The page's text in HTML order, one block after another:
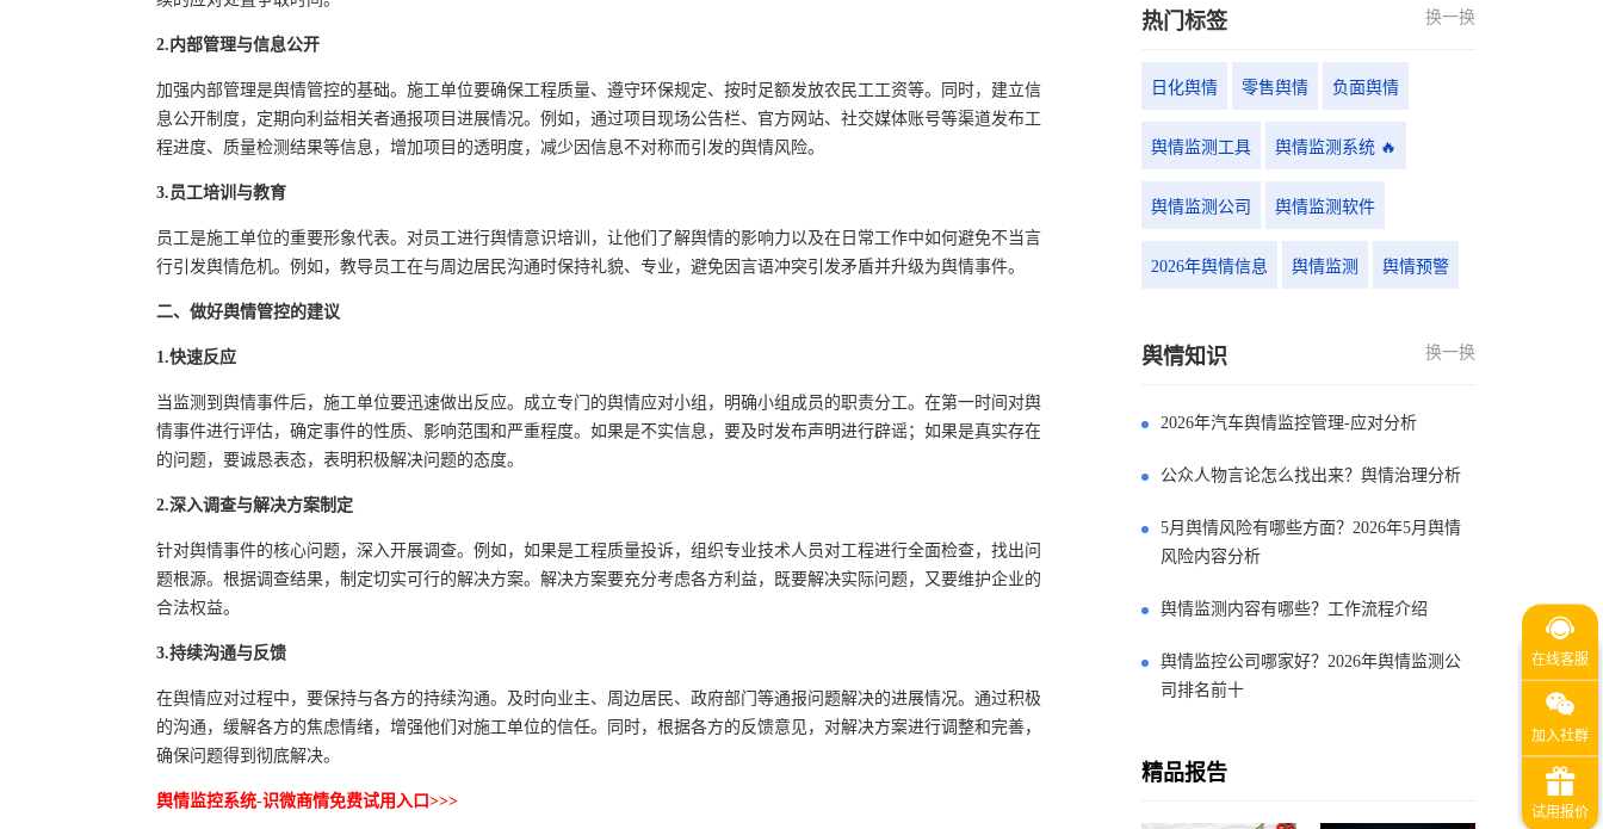
2.内部管理与信息公开
加强内部管理是舆情管控的基础。施工单位要确保工程质量、遵守环保规定、按时足额发放农民工工资等。同时，建立信
息公开制度，定期向利益相关者通报项目进展情况。例如，通过项目现场公告栏、官方网站、社交媒体账号等渠道发布工
程进度、质量检测结果等信息，增加项目的透明度，减少因信息不对称而引发的舆情风险。
3.员工培训与教育
员工是施工单位的重要形象代表。对员工进行舆情意识培训，让他们了解舆情的影响力以及在日常工作中如何避免不当言
行引发舆情危机。例如，教导员工在与周边居民沟通时保持礼貌、专业，避免因言语冲突引发矛盾并升级为舆情事件。
二、做好舆情管控的建议
1.快速反应
当监测到舆情事件后，施工单位要迅速做出反应。成立专门的舆情应对小组，明确小组成员的职责分工。在第一时间对舆
情事件进行评估，确定事件的性质、影响范围和严重程度。如果是不实信息，要及时发布声明进行辟谣；如果是真实存在
的问题，要诚恳表态，表明积极解决问题的态度。
2.深入调查与解决方案制定
针对舆情事件的核心问题，深入开展调查。例如，如果是工程质量投诉，组织专业技术人员对工程进行全面检查，找出问
题根源。根据调查结果，制定切实可行的解决方案。解决方案要充分考虑各方利益，既要解决实际问题，又要维护企业的
合法权益。
3.持续沟通与反馈
在舆情应对过程中，要保持与各方的持续沟通。及时向业主、周边居民、政府部门等通报问题解决的进展情况。通过积极
的沟通，缓解各方的焦虑情绪，增强他们对施工单位的信任。同时，根据各方的反馈意见，对解决方案进行调整和完善，
确保问题得到彻底解决。
舆情监控系统-识微商情免费试用入口>>>
热门标签 换一换
日化舆情 零售舆情 负面舆情
舆情监测工具 舆情监测系统 🔥
舆情监测公司 舆情监测软件
2026年舆情信息 舆情监测 舆情预警
舆情知识 换一换
2026年汽车舆情监控管理-应对分析
公众人物言论怎么找出来？舆情治理分析
5月舆情风险有哪些方面？2026年5月舆情
风险内容分析
舆情监测内容有哪些？工作流程介绍
舆情监控公司哪家好？2026年舆情监测公
司排名前十
精品报告